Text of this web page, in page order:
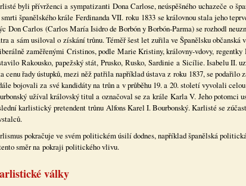
byli přívrženci a sympatizanti Dona Carlose, neúspěšného uchazeče o
španělského krále Ferdinanda VII. roku 1833 se královnou stala jeho
Don Carlos (Carlos María Isidro de Borbón y Borbón-Parma) se rozhodl
a sám usiloval o získání trůnu. Téměř šest let zuřila ve Španělsku
zaměřenými Cristinos, podle Marie Kristiny, královny-vdovy, regentky
Rakousko, papežský stát, Prusko, Rusko, Sardinie a Sicílie. Isabelu II.
cenu řady ústupků, mezi něž patřila například ústava z roku 1837, se
bojovali za své kandidáty na trůn a v průběhu 19. a 20. století vyvolali
užíval královský titul a označoval se za krále Karla V. Jeho potomci
karlistický pretendent trůnu Alfons Karel I. Bourbonský. Karlisté se
pokračuje ve svém politickém úsilí dodnes, například španělská
směr na pokraji politického vlivu.
války